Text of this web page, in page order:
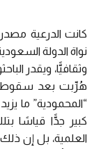
كانت الدرعية
نواة الدولة
وثقافيًّا، ويقدر
هُرِّبت بعد سقوط
كبير جدًّا قياسًا
العلمية، بل إن